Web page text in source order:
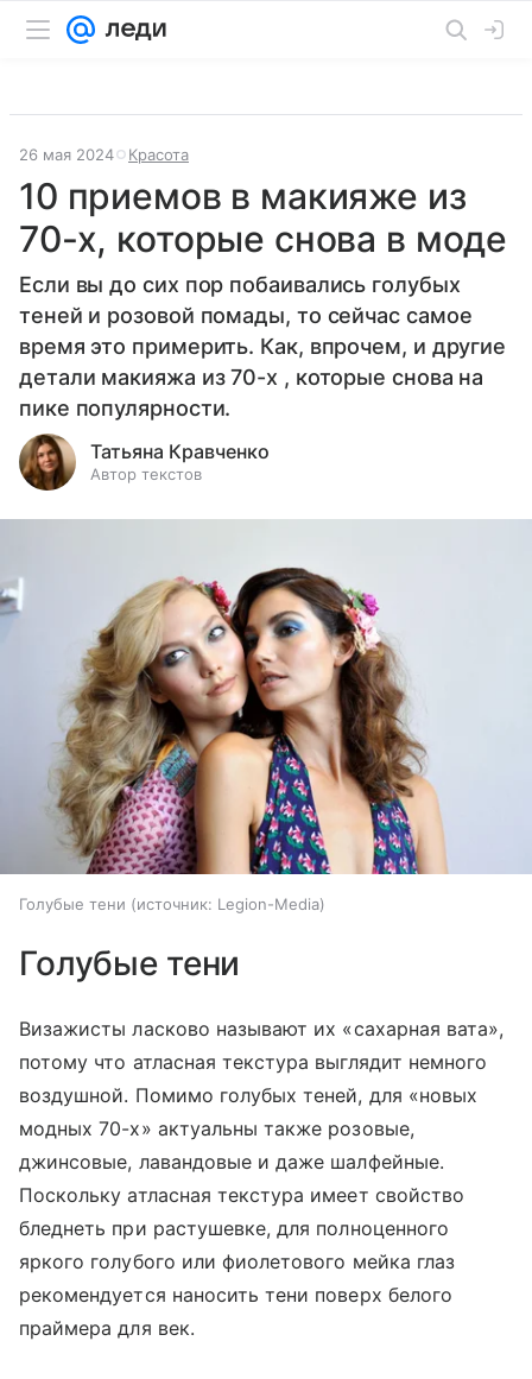
26 мая 2024 Красота
10 приемов в макияже из
70-х, которые снова в моде
Если вы до сих пор побаивались голубых
теней и розовой помады, то сейчас самое
время это примерить. Как, впрочем, и другие
детали макияжа из 70-х , которые снова на
пике популярности.
Татьяна Кравченко
Автор текстов
Голубые тени источник: Legion-Media
Голубые тени
Визажисты ласково называют их «сахарная вата»,
потому что атласная текстура выглядит немного
воздушной. Помимо голубых теней, для «новых
модных 70-х» актуальны также розовые,
джинсовые, лавандовые и даже шалфейные.
Поскольку атласная текстура имеет свойство
бледнеть при растушевке, для полноценного
яркого голубого или фиолетового мейка глаз
рекомендуется наносить тени поверх белого
праймера для век.